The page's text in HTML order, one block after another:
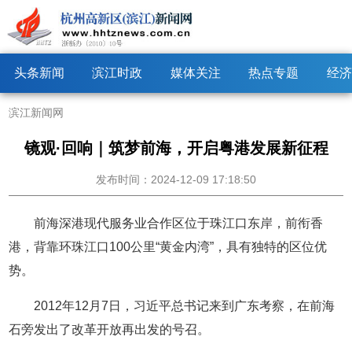
头条新闻 滨江时政 媒体关注 热点专题 经
滨江新闻网
镜观·回响｜筑梦前海，开启粤港发展新征程
发布时间：2024-12-09 17:18:50
前海深港现代服务业合作区位于珠江口东岸，前衔香
港，背靠环珠江口100公里“黄金内湾”，具有独特的区位优
势。
2012年12月7日，习近平总书记来到广东考察，在前海
石旁发出了改革开放再出发的号召。